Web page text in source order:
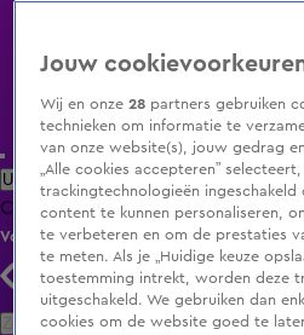
Uitzending Gemist Populaire programma's
ClipsFilmsRadioSmart TV inlog
Volg KIJK
Zoeken
Jouw
Wij en onze28 partners gebruiken
technieken om informatie te
van onze website(s), jouw gedrag
„Alle cookies accepteren”
trackingtechnologieën ingeschakeld
content te kunnen personaliseren,
te verbeteren en om de prestaties
te meten. Als je „Huidige keuze
toestemming intrekt, worden deze
uitgeschakeld. We gebruiken dan
cookies om de website goed te